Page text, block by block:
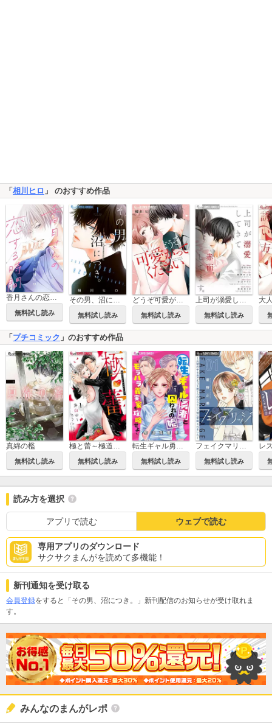
「 相川ヒロ 」 のおすすめ作品
香月さんの恋する時間
無料試し読み 無料試し読み 無料試し読み 無料試し読み
「プチコミック 」のおすすめ作品
真綿の檻
無料試し読み
極と蕾～極道と恋を知らない人妻と～
無料試し読み
転生ギャル勇者と囚われの姫～モラハラ義実家を攻略せよ～【マイクロ】
無料試し読み
フェイクマリッジ～元彼の子を身ごもって捨てられたらセレブ彼に求婚されました～【マイクロ】
無料試し読み
読み方を選択
アプリで読む ウェブで読む
専用アプリのダウンロード
サクサクまんがを読めて多機能！
新刊通知を受け取る
会員登録をすると「その男、沼につき。」新刊配信のお知らせが受け取れま
す。
みんなのまんがレポ